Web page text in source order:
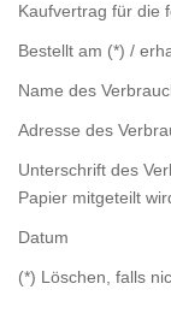
Kaufvertrag für die
Bestellt am (*) /
Name des
Adresse des
Unterschrift des
Papier mitgeteilt
Datum
(*) Löschen, falls